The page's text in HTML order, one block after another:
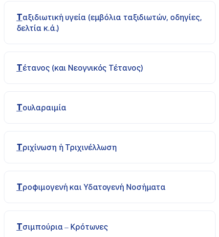
Ταξιδιωτική υγεία (εμβόλια ταξιδιωτών, οδηγίες,
δελτία κ.ά.)
Τέτανος (και Νεογνικός Τέτανος)
Τουλαραιμία
Τριχίνωση ή Τριχινέλλωση
Τροφιμογενή και Υδατογενή Νοσήματα
Τσιμπούρια – Κρότωνες